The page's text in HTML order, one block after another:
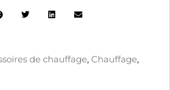
de chauffage, Chauffage,